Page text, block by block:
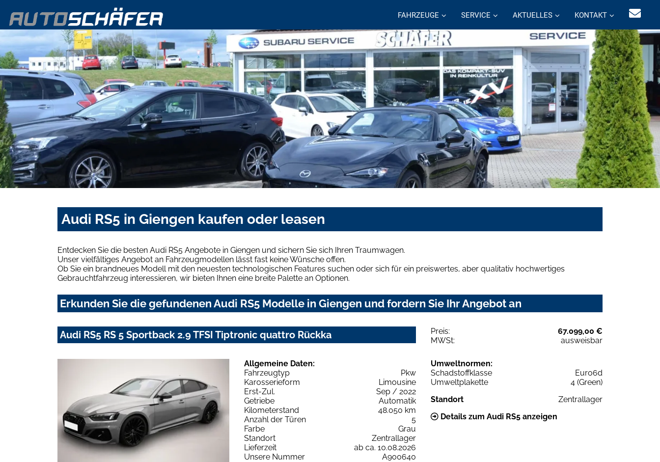
FAHRZEUGE SERVICE AKTUELLES KONTAKT
Audi RS5 in Giengen kaufen oder leasen
Entdecken Sie die besten Audi RS5 Angebote in Giengen und sichern Sie sich Ihren Traumwagen.
Unser vielfältiges Angebot an Fahrzeugmodellen lässt fast keine Wünsche offen.
Ob Sie ein brandneues Modell mit den neuesten technologischen Features suchen oder sich für ein preiswertes, aber qualitativ hochwertiges
Gebrauchtfahrzeug interessieren, wir bieten Ihnen eine breite Palette an Optionen.
Erkunden Sie die gefundenen Audi RS5 Modelle in Giengen und fordern Sie Ihr Angebot an
Audi RS5 RS 5 Sportback 2.9 TFSI Tiptronic quattro Rückka Preis:
67.099,00 €
MWSt:
ausweisbar
Allgemeine Daten:
Fahrzeugtyp
Pkw
Karosserieform
Limousine
Erst-Zul.
Sep / 2022
Getriebe
Automatik
Kilometerstand
48.050 km
Anzahl der Türen
5
Farbe
Grau
Standort
Zentrallager
Lieferzeit
ab ca. 10.08.2026
Unsere Nummer
A900640
Umweltnormen:
Schadstoffklasse
Euro6d
Umweltplakette
4 (Green)
Standort
Zentrallager
Details zum Audi RS5 anzeigen